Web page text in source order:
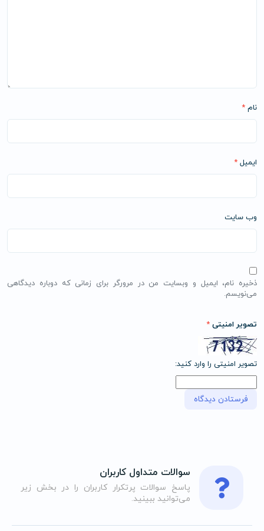
نام *
ایمیل *
وب‌ سایت
ذخیره نام، ایمیل و وبسایت من در مرورگر برای زمانی که دوباره دیدگاهی
می‌نویسم.
تصویر امنیتی *
تصویر امنیتی را وارد کنید:
سوالات متداول کاربران
پاسخ سوالات پرتکرار کاربران را در بخش زیر
می‌توانید ببینید.